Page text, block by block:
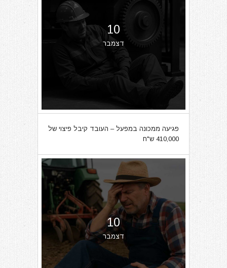
10
דצמבר
פגיעה ממכונה במפעל – העובד קיבל פיצוי של
410,000 ש"ח
10
דצמבר